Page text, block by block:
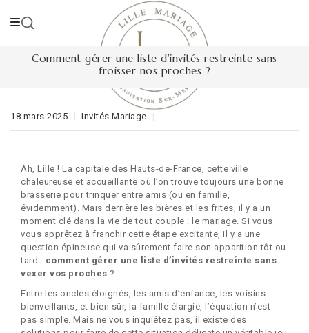
Comment gérer une liste d’invités restreinte sans
froisser nos proches ?
18 mars 2025 Invités Mariage
Ah, Lille ! La capitale des Hauts-de-France, cette ville
chaleureuse et accueillante où l’on trouve toujours une bonne
brasserie pour trinquer entre amis (ou en famille,
évidemment). Mais derrière les bières et les frites, il y a un
moment clé dans la vie de tout couple : le mariage. Si vous
vous apprêtez à franchir cette étape excitante, il y a une
question épineuse qui va sûrement faire son apparition tôt ou
tard : comment gérer une liste d’invités restreinte sans
vexer vos proches ?
Entre les oncles éloignés, les amis d’enfance, les voisins
bienveillants, et bien sûr, la famille élargie, l’équation n’est
pas simple. Mais ne vous inquiétez pas, il existe des